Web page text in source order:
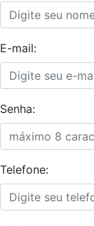
E-mail:
Senha:
Telefone: